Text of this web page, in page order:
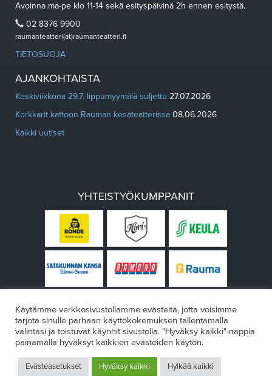
Avoinna ma-pe klo 11-14 sekä esityspäivinä 2h ennen esitystä.
02 8376 9900
raumanteatteri(at)raumanteatteri.fi
TIETOSUOJA
AJANKOHTAISTA
Keskiviikkona 29.7. lippumyymälä suljettu 27.07.2026
Korkkarit kattoon Rauman kesäteatterissa 08.06.2026
Kaikki uutiset
YHTEISTYÖKUMPPANIT
Design:VÄRIKÄS
Käytämme verkkosivustollamme evästeitä, jotta voisimme
tarjota sinulle parhaan käyttökokemuksen tallentamalla
valintasi ja toistuvat käynnit sivustolla. "Hyväksy kaikki"-nappia
painamalla hyväksyt kaikkien evästeiden käytön.
Evästeasetukset Hyväksy kaikki Hylkää kaikki